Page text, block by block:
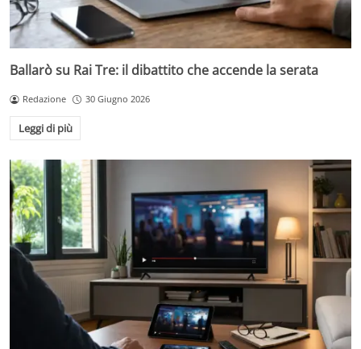
Ballarò su Rai Tre: il dibattito che accende la serata
Redazione 30 Giugno 2026
Leggi di più